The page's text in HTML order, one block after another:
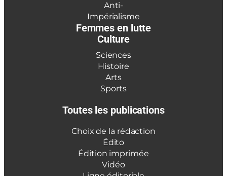
Anti-
Impérialisme
Femmes en lutte
Culture
Sciences
Histoire
Arts
Sports
Toutes les publications
Choix de la rédaction
Édito
Édition imprimée
Vidéo